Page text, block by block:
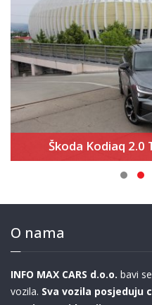
Škoda Kodiaq 2.0
O nama
INFO MAX CARS d.o.o. bavi
vozila. Sva vozila posjeduju